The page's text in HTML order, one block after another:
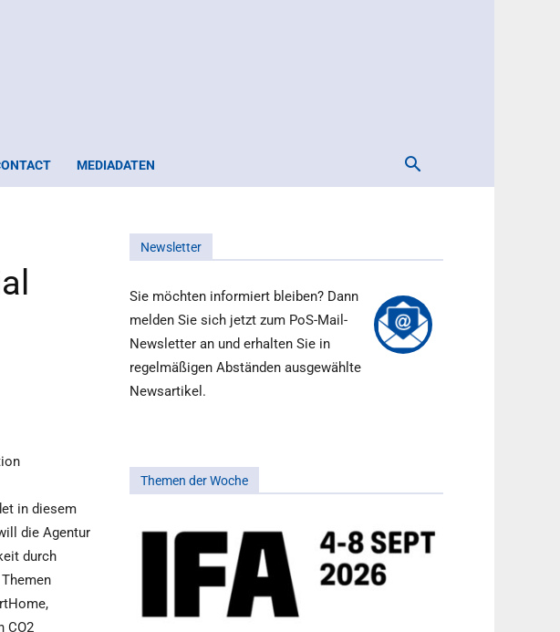
MEDIADATEN
in diesem
die Agentur
durch
CO2
Newsletter
Sie möchten informiert bleiben? Dann
melden Sie sich jetzt zum PoS-Mail-
Newsletter an und erhalten Sie in
regelmäßigen Abständen ausgewählte
Newsartikel.
Themen der Woche